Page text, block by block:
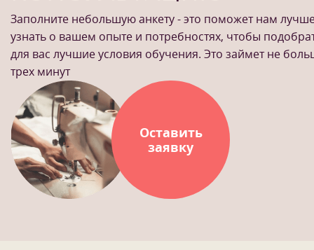
Заполните небольшую анкету - это поможет нам
узнать о вашем опыте и потребностях, чтобы
для вас лучшие условия обучения. Это займет не
трех минут
Оставить
заявку